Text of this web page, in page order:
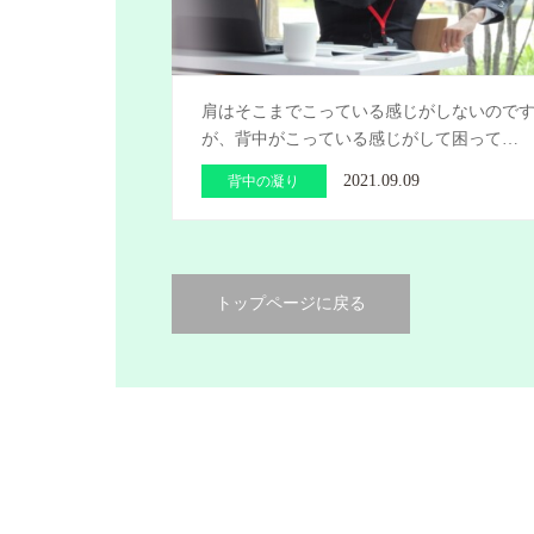
肩はそこまでこっている感じがしないのです
が、背中がこっている感じがして困って…
背中の凝り 2021.09.09
トップページに戻る